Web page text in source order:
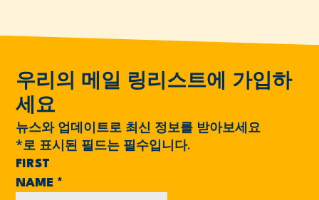
우리의 메일 링리스트에 가입하
세요
뉴스와 업데이트로 최신 정보를 받아보세요
*로 표시된 필드는 필수입니다.
FIRST
NAME *